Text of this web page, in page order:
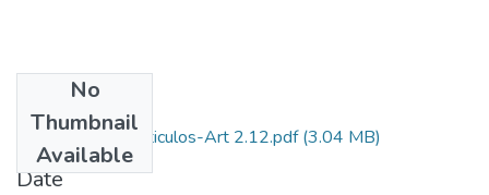
No
Thumbnail
Available
1989-V7-N2-Articulos-Art 2.12.pdf(3.04 MB)
Date